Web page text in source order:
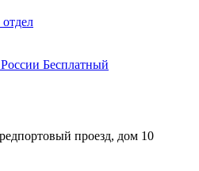
Бесплатный
проезд, дом 10